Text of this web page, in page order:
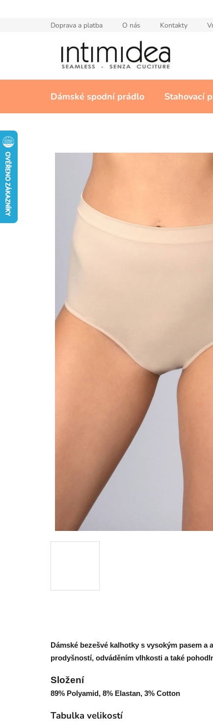
Doprava a platba O nás Kontakty
Dámské spodní prádlo Stahovací
Dámské bezešvé kalhotky s vysokým pasem
prodyšností, odváděním vlhkosti a také
Složení
89% Polyamid, 8% Elastan, 3% Cotton
Tabulka velikostí